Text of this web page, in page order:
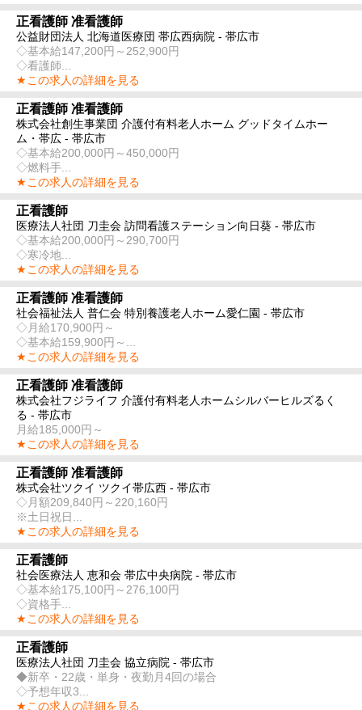
正看護師 准看護師
公益財団法人 北海道医療団 帯広西病院 - 帯広市
◇基本給147,200円～252,900円
◇看護師...
★この求人の詳細を見る
正看護師 准看護師
株式会社創生事業団 介護付有料老人ホーム グッドタイムホー
ム・帯広 - 帯広市
◇基本給200,000円～450,000円
◇燃料手...
★この求人の詳細を見る
正看護師
医療法人社団 刀圭会 訪問看護ステーション向日葵 - 帯広市
◇基本給200,000円～290,700円
◇寒冷地...
★この求人の詳細を見る
正看護師 准看護師
社会福祉法人 普仁会 特別養護老人ホーム愛仁園 - 帯広市
◇月給170,900円～
◇基本給159,900円～...
★この求人の詳細を見る
正看護師 准看護師
株式会社フジライフ 介護付有料老人ホームシルバーヒルズるく
る - 帯広市
月給185,000円～
★この求人の詳細を見る
正看護師 准看護師
株式会社ツクイ ツクイ帯広西 - 帯広市
◇月額209,840円～220,160円
※土日祝日...
★この求人の詳細を見る
正看護師
社会医療法人 恵和会 帯広中央病院 - 帯広市
◇基本給175,100円～276,100円
◇資格手...
★この求人の詳細を見る
正看護師
医療法人社団 刀圭会 協立病院 - 帯広市
◆新卒・22歳・単身・夜勤月4回の場合
◇予想年収3...
★この求人の詳細を見る